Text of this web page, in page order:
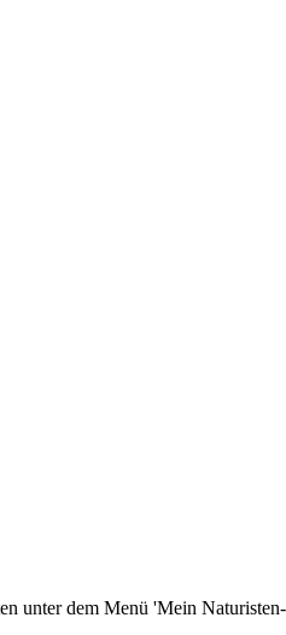
unter dem Menü 'Mein